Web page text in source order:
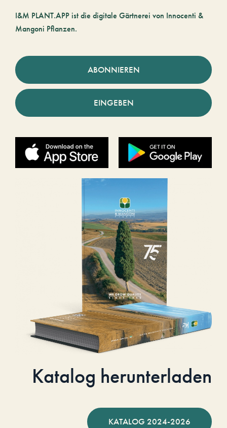
I&M PLANT.APP ist die digitale Gärtnerei von Innocenti &
Mangoni Pflanzen.
ABONNIEREN
EINGEBEN
Katalog herunterladen
KATALOG 2024-2026